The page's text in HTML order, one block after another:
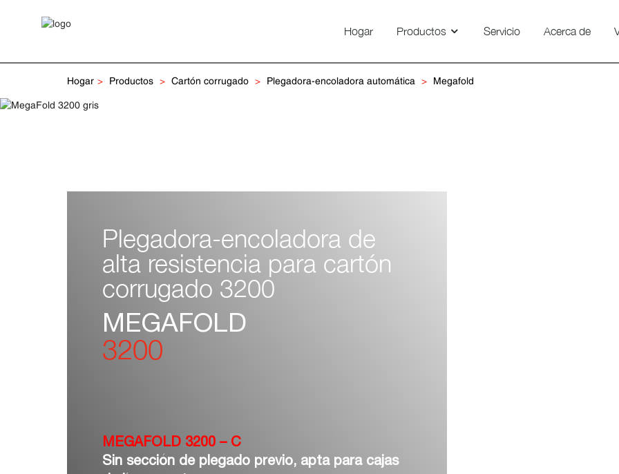
Hogar Productos Servicio Acerca de
Hogar Productos Cartón corrugado Plegadora-encoladora automática Megafold
Plegadora-encoladora de
alta resistencia para cartón
corrugado 3200
MEGAFOLD
3200
MEGAFOLD 3200 – C
Sin sección de plegado previo, apta para cajas